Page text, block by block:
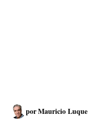
porMauricio Luque